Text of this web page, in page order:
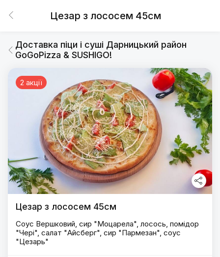
Цезар з лососем 45см
Доставка піци і суші Дарницький район
GoGoPizza & SUSHIGO!
2 акції
Цезар з лососем 45см
Соус Вершковий, сир "Моцарела", лосось, помідор
"Чері", салат "Айсберг", сир "Пармезан", соус
"Цезарь"